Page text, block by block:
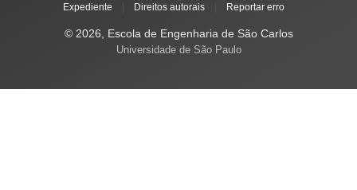
Expediente Direitos autorais Reportar erro
© 2026, Escola de Engenharia de São Carlos
Universidade de São Paulo